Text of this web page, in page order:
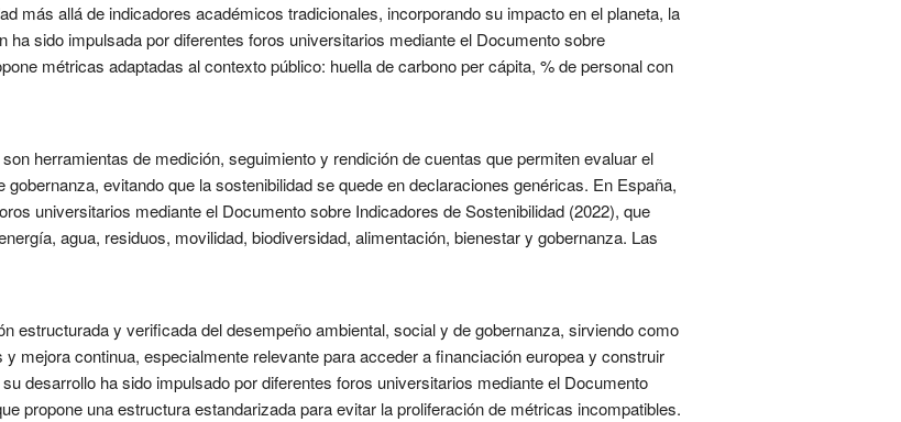
más allá de indicadores académicos tradicionales, incorporando su impacto en el planeta, la
ha sido impulsada por diferentes foros universitarios mediante el Documento sobre
métricas adaptadas al contexto público: huella de carbono per cápita, % de personal con
herramientas de medición, seguimiento y rendición de cuentas que permiten evaluar el
evitando que la sostenibilidad se quede en declaraciones genéricas. En España,
universitarios mediante el Documento sobre Indicadores de Sostenibilidad (2022), que
agua, residuos, movilidad, biodiversidad, alimentación, bienestar y gobernanza. Las
estructurada y verificada del desempeño ambiental, social y de gobernanza, sirviendo como
mejora continua, especialmente relevante para acceder a financiación europea y construir
desarrollo ha sido impulsado por diferentes foros universitarios mediante el Documento
propone una estructura estandarizada para evitar la proliferación de métricas incompatibles.